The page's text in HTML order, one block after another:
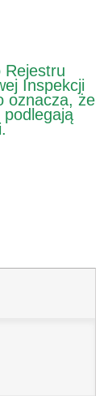
Rejestru
Inspekcji
oznacza, że